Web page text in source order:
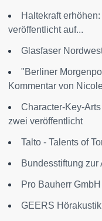
Haltekraft
veröffentlicht auf...
Glasfaser
"Berliner
Kommentar von
Character-Key-
zwei veröffentlicht
Talto - Talents of
Bundesstiftung
Pro Bauherr GmbH
GEERS Hörakustik